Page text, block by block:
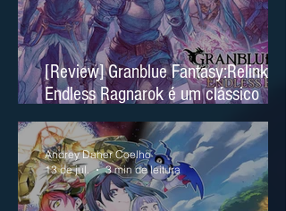
[Review] Granblue Fantasy:Relink
Endless Ragnarok é um clássico
moderno no Nintendo Switch 2
Andrey Daher Coelho
13 de jul.
3 min de leitura